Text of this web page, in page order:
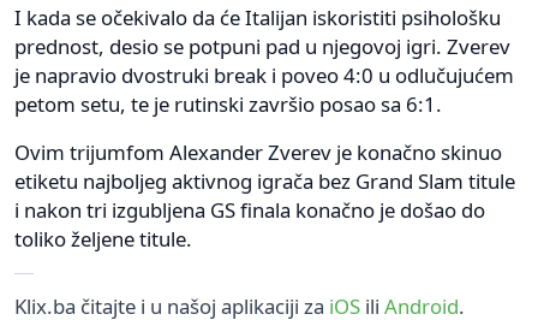
I kada se očekivalo da će Italijan iskoristiti psihološku
prednost, desio se potpuni pad u njegovoj igri. Zverev
je napravio dvostruki break i poveo 4:0 u odlučujućem
petom setu, te je rutinski završio posao sa 6:1.
Ovim trijumfom Alexander Zverev je konačno skinuo
etiketu najboljeg aktivnog igrača bez Grand Slam titule
i nakon tri izgubljena GS finala konačno je došao do
toliko željene titule.
Klix.ba čitajte i u našoj aplikaciji za iOS ili Android.